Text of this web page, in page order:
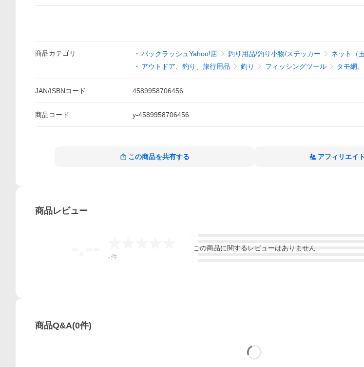
商品カテゴリ バックラッシュYahoo!店 釣り用品/釣り小物/ステッカー
ネット（
アウトドア、釣り、旅行用品
釣り フィッシングツール タモ網
JAN/ISBNコード 4589958706456
商品コード y-4589958706456
この商品を共有する アフィリエイ
商品レビュー
-件
この商品に関するレビューはありません
商品Q&A(0件)